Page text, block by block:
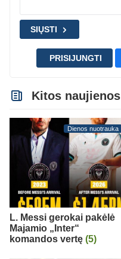
SIŲSTI
PRISIJUNGTI
Kitos naujienos
Dienos nuotrauka
L. Messi gerokai pakėlė
Majamio „Inter“
komandos vertę (5)